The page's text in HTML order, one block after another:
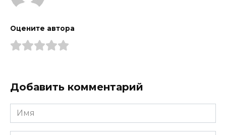
Оцените автора
Добавить комментарий
Имя
*